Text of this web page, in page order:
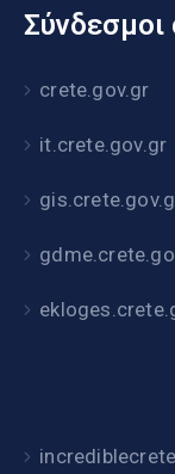
crete.gov.gr
it.crete.gov.gr